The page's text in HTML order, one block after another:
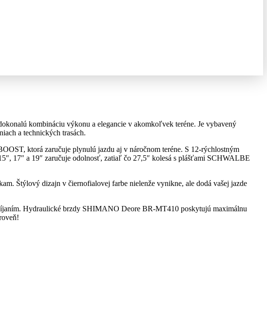
kombináciu výkonu a elegancie v akomkoľvek teréne. Je vybavený
a technických trasách.
ktorá zaručuje plynulú jazdu aj v náročnom teréne. S 12-rýchlostným
17″ a 19″ zaručuje odolnosť, zatiaľ čo 27,5″ kolesá s plášťami SCHWALBE
Štýlový dizajn v čiernofialovej farbe nielenže vynikne, ale dodá vašej jazde
Hydraulické brzdy SHIMANO Deore BR-MT410 poskytujú maximálnu